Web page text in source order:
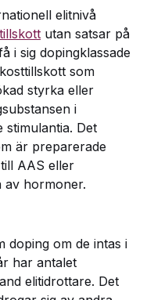
elitnivå
utan satsar på
i sig dopingklassade
som
styrka eller
i
stimulantia. Det
är preparerade
AAS eller
av hormoner.
doping om de intas i
har antalet
elitidrottare. Det